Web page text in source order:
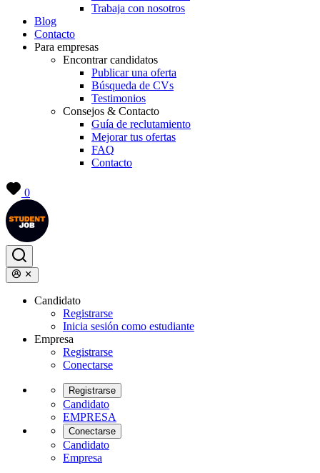
Trabaja con nosotros
Blog
Contacto
Para empresas
Encontrar candidatos
Publicar una oferta
Búsqueda de CVs
Testimonios
Consejos & Contacto
Guía de reclutamiento
Mejorar tus ofertas
FAQ
Contacto
0
Candidato
Registrarse
Inicia sesión como estudiante
Empresa
Registrarse
Conectarse
Registrarse
Candidato
EMPRESA
Conectarse
Candidato
Empresa